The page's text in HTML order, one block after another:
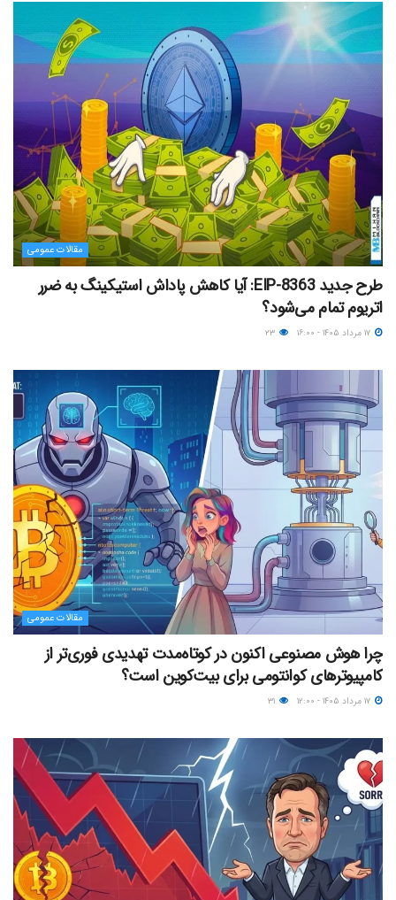
مقالات عمومی
طرح جدید EIP-8363: آیا کاهش پاداش استیکینگ به ضرر
اتریوم تمام می‌شود؟
مقالات عمومی
چرا هوش مصنوعی اکنون در کوتاه‌مدت تهدیدی فوری‌تر از
کامپیوترهای کوانتومی برای بیت‌کوین است؟